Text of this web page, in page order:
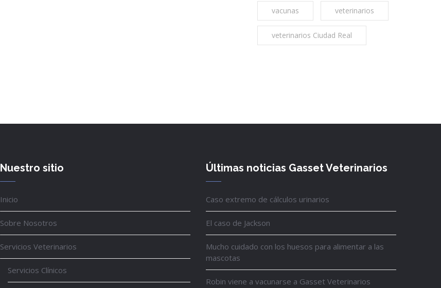
vacunas veterinarios
veterinarios Ciudad Real
Nuestro sitio
Inicio
Sobre Nosotros
Servicios Veterinarios
Servicios Clínicos
Últimas noticias Gasset Veterinarios
Caso extremo de cálculos urinarios
El caso de Jackson
Mucho cuidado con los huesos para alimentar a las
mascotas
Robin viene a vacunarse a Gasset Veterinarios